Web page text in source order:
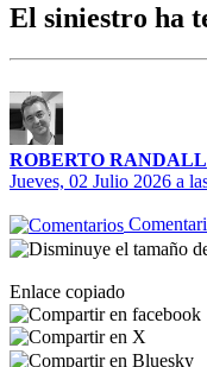
El siniestro ha
ROBERTO RANDALL
Jueves, 02 Julio 2026 a
Enlace copiado